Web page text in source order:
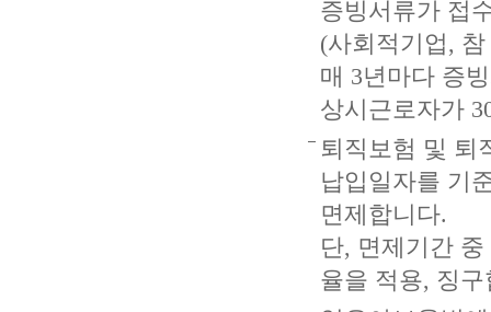
증빙서류가 접
(사회적기업,
매 3년마다 증
상시근로자가
퇴직보험 및 퇴
납입일자를 기
면제합니다.
단, 면제기간
율을 적용, 징구